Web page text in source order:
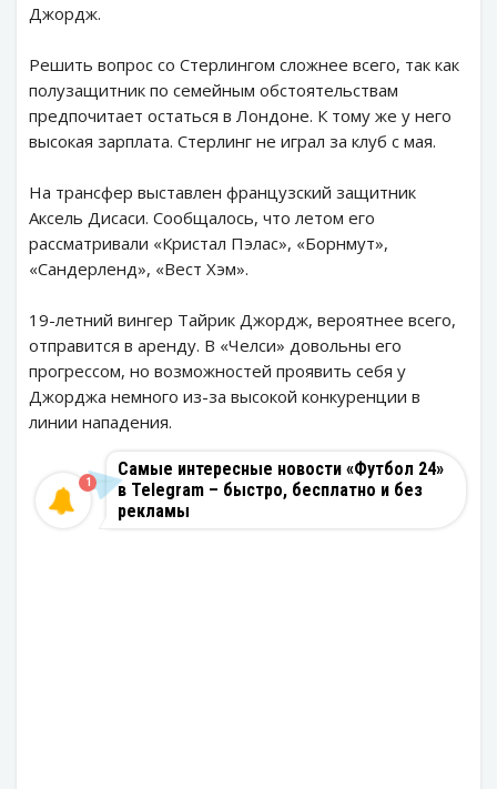
Джордж.
Решить вопрос со Стерлингом сложнее всего, так как
полузащитник по семейным обстоятельствам
предпочитает остаться в Лондоне. К тому же у него
высокая зарплата. Стерлинг не играл за клуб с мая.
На трансфер выставлен французский защитник
Аксель Дисаси. Сообщалось, что летом его
рассматривали «Кристал Пэлас», «Борнмут»,
«Сандерленд», «Вест Хэм».
19-летний вингер Тайрик Джордж, вероятнее всего,
отправится в аренду. В «Челси» довольны его
прогрессом, но возможностей проявить себя у
Джорджа немного из-за высокой конкуренции в
линии нападения.
Самые интересные новости «Футбол 24»
в Telegram – быстро, бесплатно и без
рекламы
1